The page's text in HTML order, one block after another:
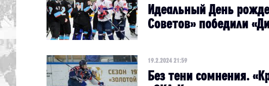
Идеальный День
Советов» победили
19.2.2024 21:59
Без тени сомнения.